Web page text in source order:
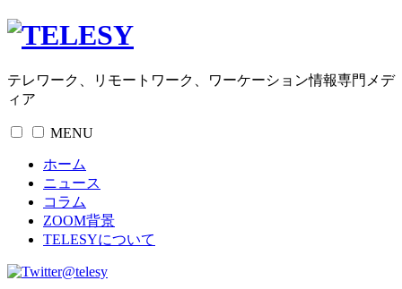
テレワーク、リモートワーク、ワーケーション情報専門メデ
ィア
MENU
ホーム
ニュース
コラム
ZOOM背景
TELESYについて
@telesy